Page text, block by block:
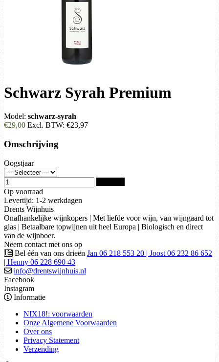
Schwarz Syrah Premium
Model: schwarz-syrah
€29,00 Excl. BTW: €23,97
Omschrijving
Oogstjaar
Op voorraad
Levertijd: 1-2 werkdagen
Drents Wijnhuis
Onafhankelijke wijnkopers | Met liefde voor wijn, van wijngaard tot
glas | Betaalbare topwijnen uit heel Europa | Biologisch en direct
van de wijnboer.
Neem contact met ons op
Bel één van ons drieën Jan 06 218 553 20 | Joost 06 232 86 652
| Henny 06 228 690 43
info@drentswijnhuis.nl
Facebook
Instagram
Informatie
NIX18!: voorwaarden
Onze Algemene Voorwaarden
Over ons
Privacy Statement
Verzending